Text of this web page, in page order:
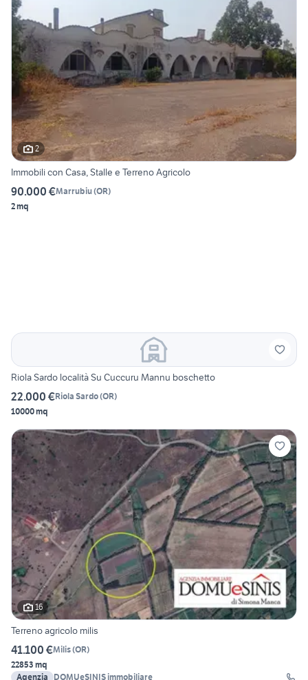
2
Immobili con Casa, Stalle e Terreno Agricolo
90.000 €Marrubiu(OR)
2 mq
Riola Sardo località Su Cuccuru Mannu boschetto
22.000 €Riola Sardo(OR)
10000 mq
16
Terreno agricolo milis
41.100 €Milis(OR)
22853 mq
Agenzia
DOMUeSINIS immobiliare